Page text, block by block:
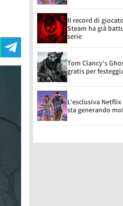
Il record di
Steam ha già
serie
Tom Clancy's
gratis per
L'esclusiva
sta generando